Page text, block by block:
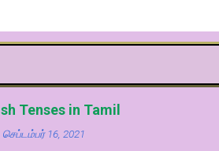
Tenses in Tamil
செப்டம்பர் 16, 2021